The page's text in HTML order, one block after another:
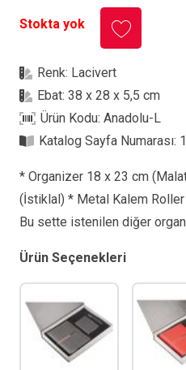
Stokta yok
Renk: Lacivert
Ebat:38 x 28 x 5,5 cm
Ürün Kodu:Anadolu-L
Katalog Sayfa Numarası:
* Organizer 18 x 23 cm
(İstiklal) * Metal Kalem
Bu sette istenilen diğer
Ürün Seçenekleri